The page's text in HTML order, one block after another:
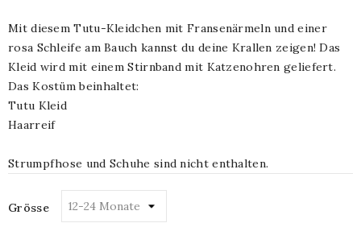
Mit diesem Tutu-Kleidchen mit Fransenärmeln und einer
rosa Schleife am Bauch kannst du deine Krallen zeigen! Das
Kleid wird mit einem Stirnband mit Katzenohren geliefert.
Das Kostüm beinhaltet:
Tutu Kleid
Haarreif
Strumpfhose und Schuhe sind nicht enthalten.
Grösse